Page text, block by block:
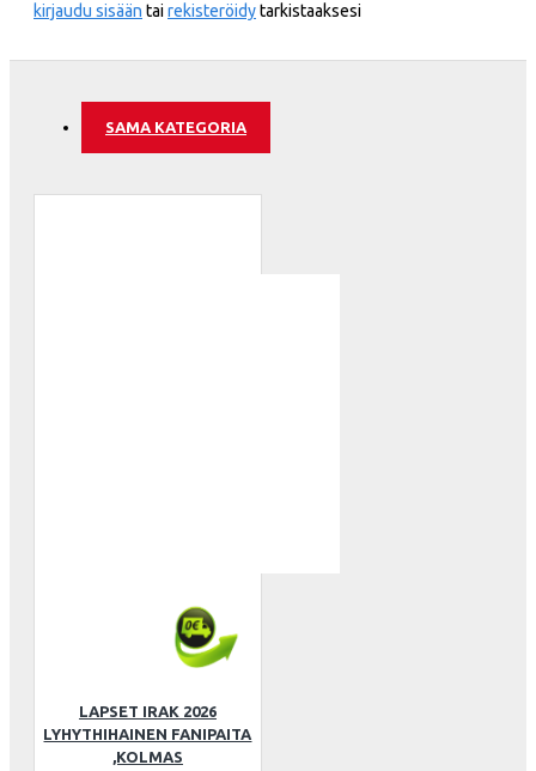
kirjaudu sisään tairekisteröidytarkistaaksesi
SAMA KATEGORIA
LAPSET IRAK 2026
LYHYTHIHAINEN FANIPAITA
,KOLMAS